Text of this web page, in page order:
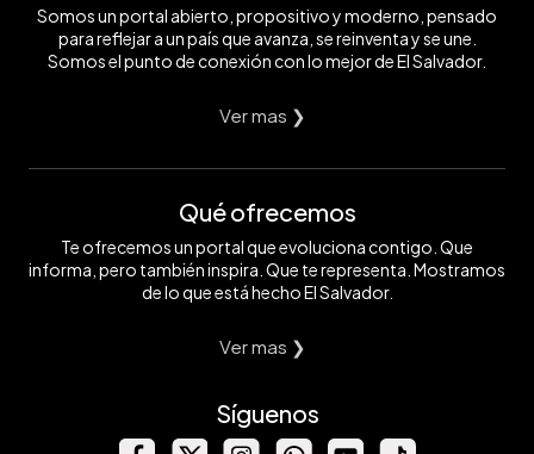
Somos un portal abierto, propositivo y moderno, pensado
para reflejar a un país que avanza, se reinventa y se une.
Somos el punto de conexión con lo mejor de El Salvador.
Ver mas ❯
Qué ofrecemos
Te ofrecemos un portal que evoluciona contigo. Que
informa, pero también inspira. Que te representa. Mostramos
de lo que está hecho El Salvador.
Ver mas ❯
Síguenos